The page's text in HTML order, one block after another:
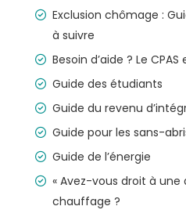
Exclusion chômage :
à suivre
Besoin d’aide ? Le
Guide des étudiants
Guide du revenu
Guide pour les sans-
Guide de l’énergie
« Avez-vous droit à une
chauffage ?